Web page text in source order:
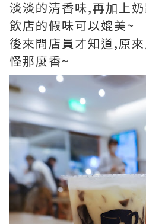
淡淡的清香味,再加上
飲店的假味可以媲美~
後來問店員才知道,原
怪那麼香~